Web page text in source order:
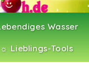
Wasser
☼ Lieblings-Tools